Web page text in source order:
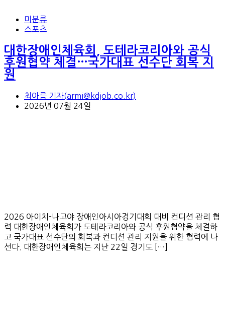
미분류
스포츠
대한장애인체육회, 도테라코리아와 공식
후원협약 체결…국가대표 선수단 회복 지
원
최아름 기자(armi@kdjob.co.kr)
2026년 07월 24일
2026 아이치-나고야 장애인아시아경기대회 대비 컨디션 관리 협
력 대한장애인체육회가 도테라코리아와 공식 후원협약을 체결하
고 국가대표 선수단의 회복과 컨디션 관리 지원을 위한 협력에 나
선다. 대한장애인체육회는 지난 22일 경기도 […]